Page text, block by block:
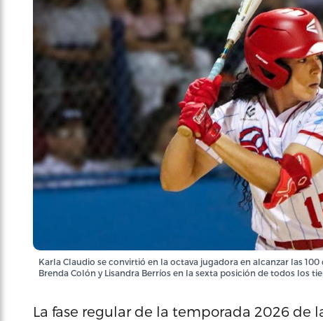
Karla Claudio se convirtió en la octava jugadora en alcanzar las
Brenda Colón y Lisandra Berríos en la sexta posición de todos los
La fase regular de la temporada 2026 de